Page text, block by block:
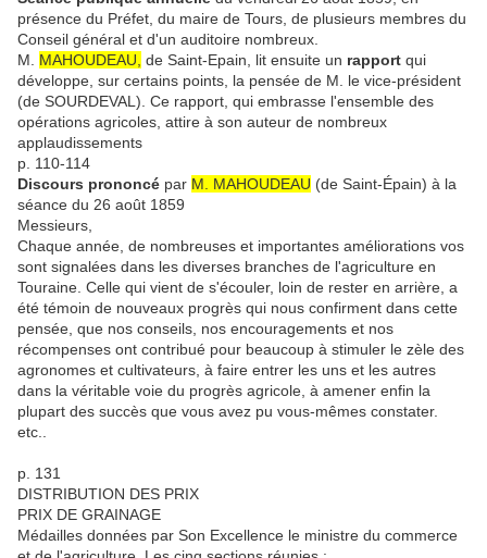
présence du Préfet, du maire de Tours, de plusieurs membres du
Conseil général et d'un auditoire nombreux.
M. MAHOUDEAU, de Saint-Epain, lit ensuite un rapport qui
développe, sur certains points, la pensée de M. le vice-président
(de SOURDEVAL). Ce rapport, qui embrasse l'ensemble des
opérations agricoles, attire à son auteur de nombreux
applaudissements
p. 110-114
Discours prononcé par M. MAHOUDEAU (de Saint-Épain) à la
séance du 26 août 1859
Messieurs,
Chaque année, de nombreuses et importantes améliorations vos
sont signalées dans les diverses branches de l'agriculture en
Touraine. Celle qui vient de s'écouler, loin de rester en arrière, a
été témoin de nouveaux progrès qui nous confirment dans cette
pensée, que nos conseils, nos encouragements et nos
récompenses ont contribué pour beaucoup à stimuler le zèle des
agronomes et cultivateurs, à faire entrer les uns et les autres
dans la véritable voie du progrès agricole, à amener enfin la
plupart des succès que vous avez pu vous-mêmes constater.
etc..
p. 131
DISTRIBUTION DES PRIX
PRIX DE GRAINAGE
Médailles données par Son Excellence le ministre du commerce